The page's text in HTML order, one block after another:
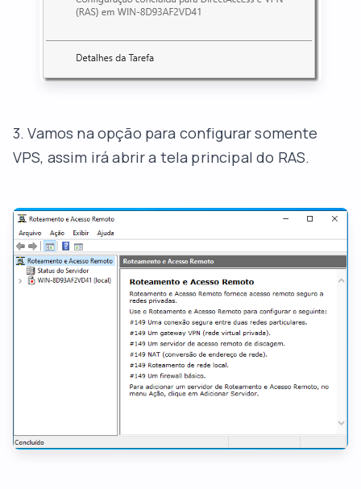
3. Vamos na opção para configurar somente
VPS, assim irá abrir a tela principal do RAS.